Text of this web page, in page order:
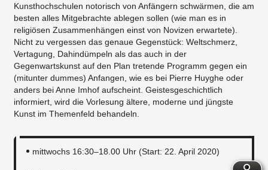
Kunsthochschulen notorisch von Anfängern schwärmen, die am
besten alles Mitgebrachte ablegen sollen (wie man es in
religiösen Zusammenhängen einst von Novizen erwartete).
Nicht zu vergessen das genaue Gegenstück: Weltschmerz,
Vertagung, Dahindümpeln als das auch in der
Gegenwartskunst auf den Plan tretende Programm gegen ein
(mitunter dummes) Anfangen, wie es bei Pierre Huyghe oder
anders bei Anne Imhof aufscheint. Geistesgeschichtlich
informiert, wird die Vorlesung ältere, moderne und jüngste
Kunst im Themenfeld behandeln.
mittwochs 16:30–18.00 Uhr (Start: 22. April 2020)